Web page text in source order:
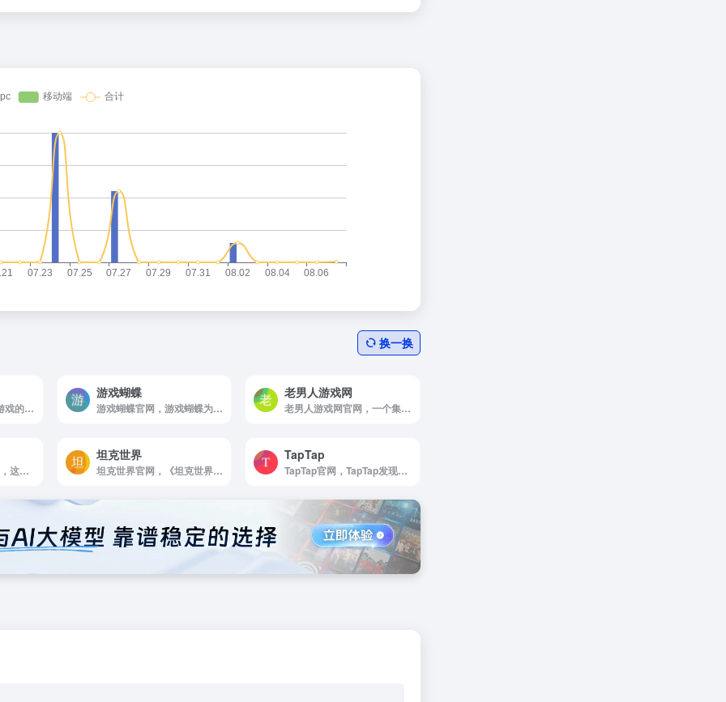
换一换
侠盗飞车官网，尽管游戏的画面看起来并不完美，但音效方面却与其形成强烈的反差，尤其是开车门和关车门的音效做得十分细致。游戏的高自由度也备受称赞，有别于那些循规蹈矩和被条条框框约束着的作品。总的来说，侠盗猎车手初代对于游戏行业有极大的影响。
游戏蝴蝶
游戏蝴蝶官网，游戏蝴蝶为游友提供手游内部福利号免费预约与领取，安卓网游与单机游戏下载，分享手游精品攻略评测，手游行业干货内容以及手游公会那点事。
老男人游戏网
老男人游戏网官网，一个集合了海量汉化与原版家机掌机游戏资源的宝藏网站。体验一站式的游戏资源分享，满足您的游戏收藏需求。
ZY分享官网，ZY分享，这里是一个专注于分享学习资源和免费游戏资源的平台
坦克世界
坦克世界官网，《坦克世界》3A战争射击网游。各系史实坦克，真实战场还原；极致感官体验，恢弘史诗原声；多人竞技对抗，战术策略制胜；大战场新玩法，享受无穷乐趣。
TapTap
TapTap官网，TapTap发现好游戏